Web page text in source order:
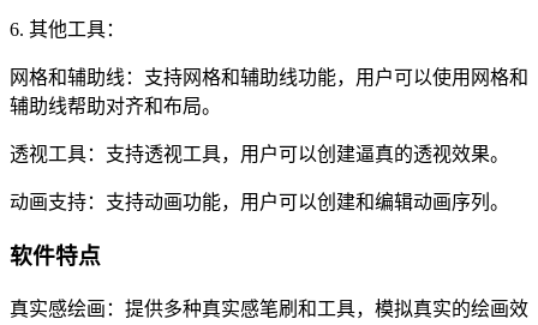
6. 其他工具：
网格和辅助线：支持网格和辅助线功能，用户可以使用网格和
辅助线帮助对齐和布局。
透视工具：支持透视工具，用户可以创建逼真的透视效果。
动画支持：支持动画功能，用户可以创建和编辑动画序列。
软件特点
真实感绘画：提供多种真实感笔刷和工具，模拟真实的绘画效